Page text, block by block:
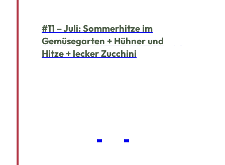
#11 – Juli: Sommerhitze im
Gemüsegarten + Hühner und
Hitze + lecker Zucchini